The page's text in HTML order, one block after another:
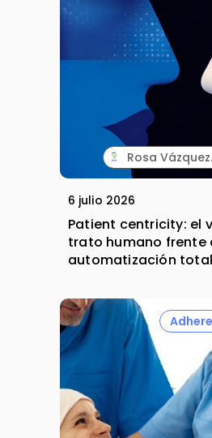
Rosa
6 julio 2026
Patient centricity: el
trato humano frente
automatización total